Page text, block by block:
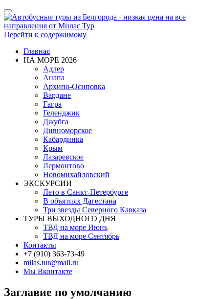
Показать/
Скрыть
навигацию
Перейти к содержимому
Главная
НА МОРЕ 2026
Адлер
Анапа
Архипо-Осиповка
Вардане
Гагра
Геленджик
Джубга
Дивноморское
Кабардинка
Крым
Лазаревское
Лермонтово
Новомихайловский
ЭКСКУРСИИ
Лето в Санкт-Петербурге
В объятиях Дагестана
Три звезды Северного Кавказа
ТУРЫ ВЫХОДНОГО ДНЯ
ТВД на море Июнь
ТВД на море Сентябрь
Контакты
+7 (910) 363-73-49
milas.tur@mail.ru
Мы Вконтакте
Заглавие по умолчанию